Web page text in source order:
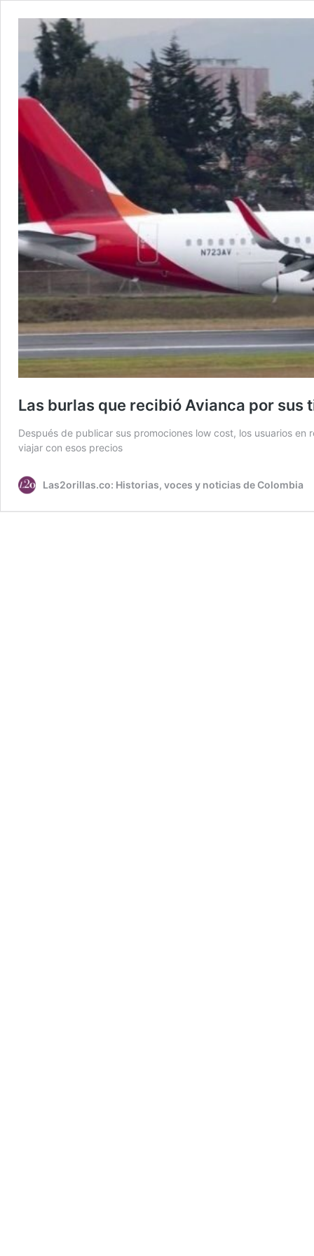
Las burlas que recibió Avianca por sus
Después de publicar sus promociones low cost, los usuarios
viajar con esos precios
Las2orillas.co: Historias, voces y noticias de Colombia